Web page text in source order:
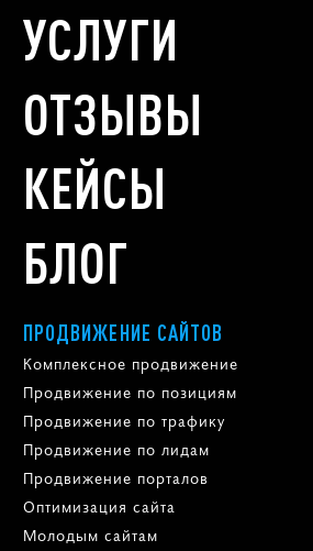
УСЛУГИ
ОТЗЫВЫ
КЕЙСЫ
БЛОГ
ПРОДВИЖЕНИЕ САЙТОВ
Комплексное продвижение
Продвижение по позициям
Продвижение по трафику
Продвижение по лидам
Продвижение порталов
Оптимизация сайта
Молодым сайтам